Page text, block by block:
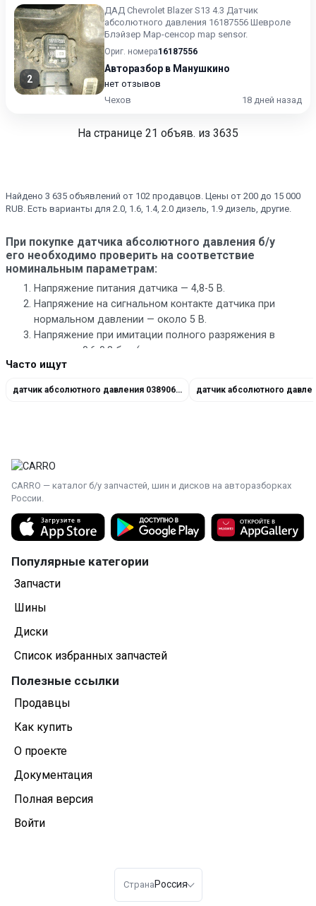
2
ДАД Chevrolet Blazer S13 4.3 Датчик
абсолютного давления 16187556 Шевроле
Блэйзер Map-сенсор map sensor.
Ориг. номера16187556
Авторазбор в Манушкино
нет отзывов
Чехов
18 дней назад
На странице 21 объяв. из 3635
Найдено 3 635 объявлений от 102 продавцов. Цены от 200 до 15 000
RUB. Есть варианты для 2.0, 1.6, 1.4, 2.0 дизель, 1.9 дизель, другие.
При покупке датчика абсолютного давления б/у
его необходимо проверить на соответствие
номинальным параметрам:
Напряжение питания датчика — 4,8-5 В.
Напряжение на сигнальном контакте датчика при
нормальном давлении — около 5 В.
Напряжение при имитации полного разряжения в
пределах 0,6-0,8 бар (например, медицинским
шприцем) — не более 1 В.
Часто ищут
датчик абсолютного давления 038906051C
CARRO — каталог б/у запчастей, шин и дисков на авторазборках
России.
Популярные категории
Запчасти
Шины
Диски
Список избранных запчастей
Полезные ссылки
Продавцы
Как купить
О проекте
Документация
Полная версия
Войти
Страна Россия